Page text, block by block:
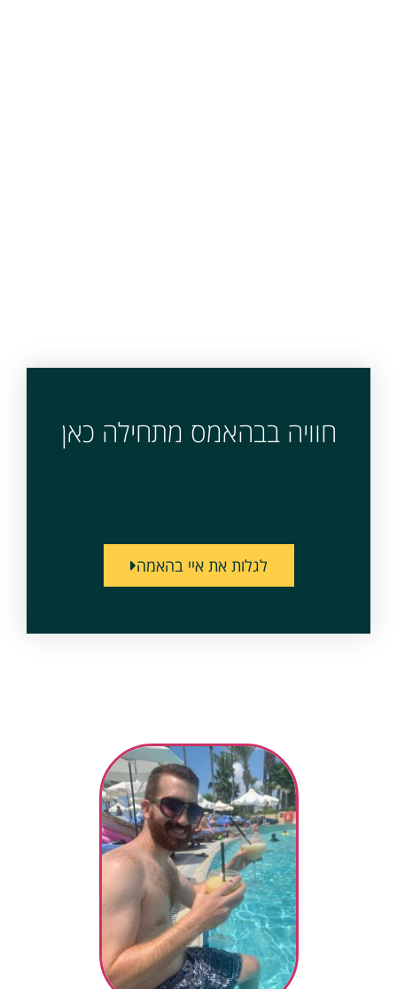
חוויה בבהאמס מתחילה כאן
לגלות את איי בהאמה